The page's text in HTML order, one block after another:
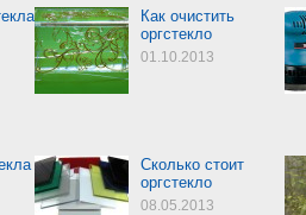
Как очистить
оргстекло
01.10.2013
Сколько стоит
оргстекло
08.05.2013